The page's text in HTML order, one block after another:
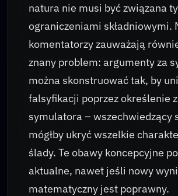
natura nie musi być związana
ograniczeniami składniowymi.
komentatorzy zauważają
znany problem: argumenty za
można skonstruować tak, by
falsyfikacji poprzez określenie
symulatora – wszechwiedzący
mógłby ukryć wszelkie
ślady. Te obawy koncepcyjne
aktualne, nawet jeśli nowy
matematyczny jest poprawny.